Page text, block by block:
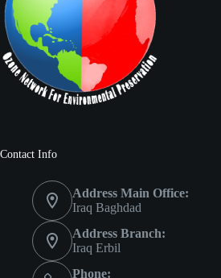
Contact Info
Address Main Office:
Iraq Baghdad
Address Branch:
Iraq Erbil
Phone: